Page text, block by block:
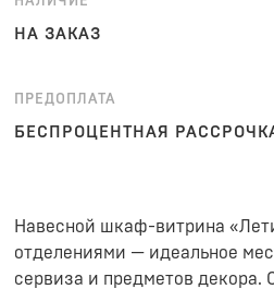
НА ЗАКАЗ
ПРЕДОПЛАТА
БЕСПРОЦЕНТНАЯ
Навесной шкаф-витрина
отделениями — идеальное
сервиза и предметов декора.